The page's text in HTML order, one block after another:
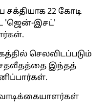
சக்தியாக 22 கோடி
இசட்'
செலவிடப்படும்
இந்தத்
வாடிக்கையாளர்கள்